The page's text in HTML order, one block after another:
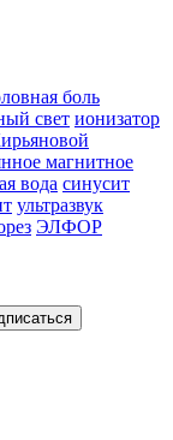
боль
свет ионизатор
магнитное
вода синусит
ультразвук
ЭЛФОР